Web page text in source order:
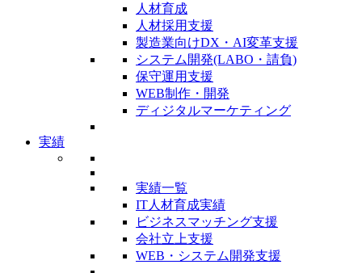
人材育成
人材採用支援
製造業向けDX・AI変革支援
システム開発(LABO・請負)
保守運用支援
WEB制作・開発
ディジタルマーケティング
実績
実績一覧
IT人材育成実績
ビジネスマッチング支援
会社立上支援
WEB・システム開発支援